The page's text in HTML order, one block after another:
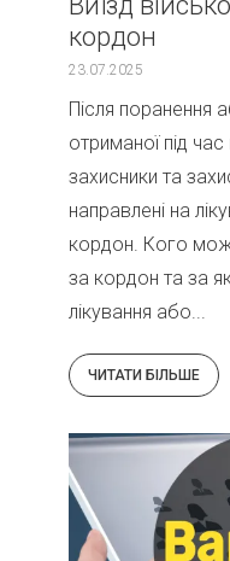
кордон
23.07.2025
Після поранення
отриманої під
захисники та
направлені на
кордон. Кого
за кордон та за
лікування або...
ЧИТАТИ БІЛЬШЕ